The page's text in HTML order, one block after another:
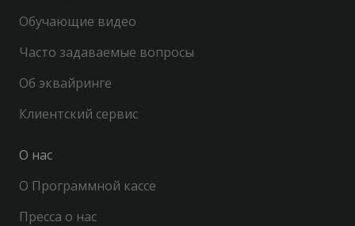
Обучающие видео
Часто задаваемые вопросы
Об эквайринге
Клиентский сервис
О нас
О Программной кассе
Пресса о нас